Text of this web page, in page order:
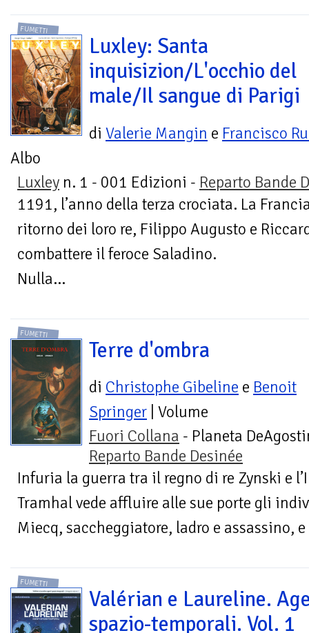
FUMETTI
Luxley: Santa
inquisizion/L'occhio del
male/Il sangue di Parigi
di Valerie Mangin e Francisco
Albo
Luxley n. 1 - 001 Edizioni - Reparto Bande
1191, l’anno della terza crociata. La
ritorno dei loro re, Filippo Augusto e
combattere il feroce Saladino.
Nulla...
FUMETTI
Terre d'ombra
di Christophe Gibeline e Benoit
Springer | Volume
Fuori Collana - Planeta
Reparto Bande Desinée
Infuria la guerra tra il regno di re Zynski e
Tramhal vede affluire alle sue porte gli
Miecq, saccheggiatore, ladro e assassino,
FUMETTI
Valérian e Laureline.
spazio-temporali. Vol. 1